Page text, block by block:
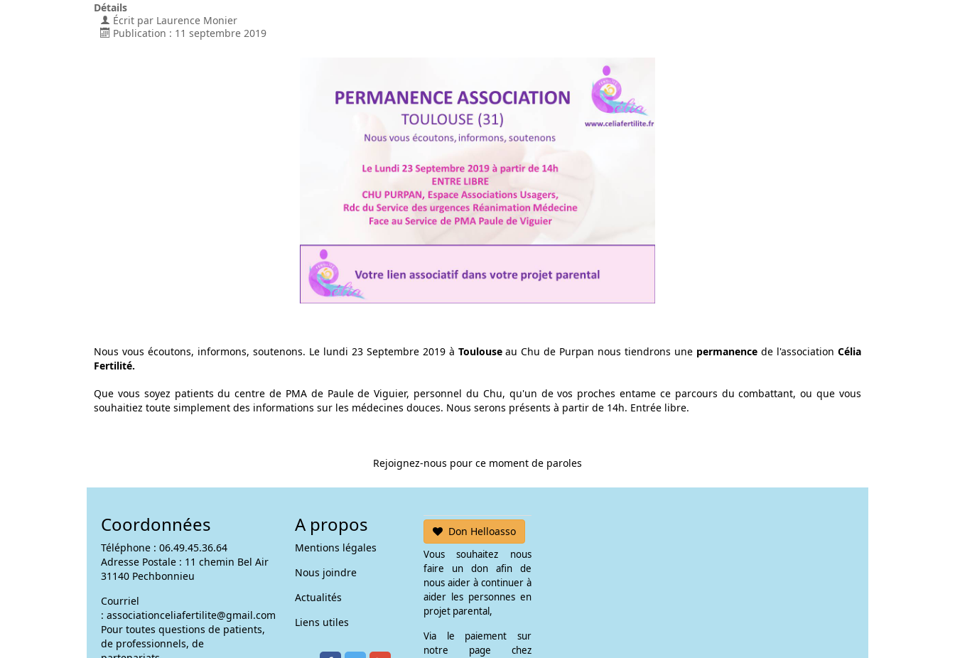
Détails
Écrit par Laurence Monier
Publication : 11 septembre 2019
Nous vous écoutons, informons, soutenons. Le lundi 23 Septembre 2019 à Toulouseau Chu de Purpan nous tiendrons une permanence de l'associationCélia
Fertilité.
Que vous soyez patients du centre de PMA de Paule de Viguier, personnel du Chu, qu'un de vos proches entame ce parcours du combattant, ou que vous
souhaitiez toute simplement des informations sur les médecines douces. Nous serons présents à partir de 14h. Entrée libre.
Rejoignez-nous pour ce moment de paroles
Coordonnées
Téléphone : 06.49.45.36.64
Adresse Postale : 11 chemin Bel Air
31140 Pechbonnieu
Courriel
: associationceliafertilite@gmail.com
Pour toutes questions de patients,
de professionnels, de
A propos
Mentions légales
Nous joindre
Actualités
Liens utiles
Don Helloasso
Vous souhaitez nous
faire un don afin de
nous aider à continuer à
aider les personnes en
projet parental,
Via le paiement sur
notre page chez